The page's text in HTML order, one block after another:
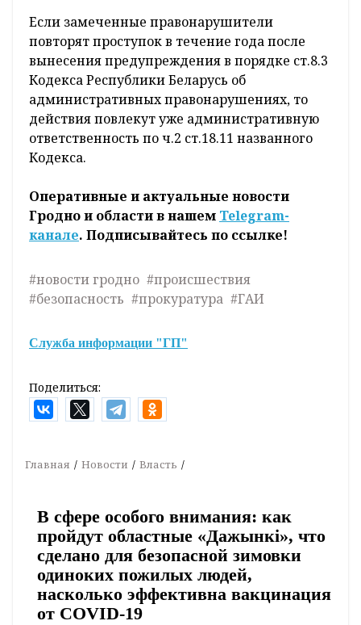
Если замеченные правонарушители
повторят проступок в течение года после
вынесения предупреждения в порядке ст.8.3
Кодекса Республики Беларусь об
административных правонарушениях, то
действия повлекут уже административную
ответственность по ч.2 ст.18.11 названного
Кодекса.
Оперативные и актуальные новости
Гродно и области в нашем Telegram-
канале. Подписывайтесь по ссылке!
#новости гродно #происшествия
#безопасность #прокуратура #ГАИ
Служба информации "ГП"
Поделиться:
Главная Новости Власть
В сфере особого внимания: как
пройдут областные «Дажынкі», что
сделано для безопасной зимовки
одиноких пожилых людей,
насколько эффективна вакцинация
от СOVID-19